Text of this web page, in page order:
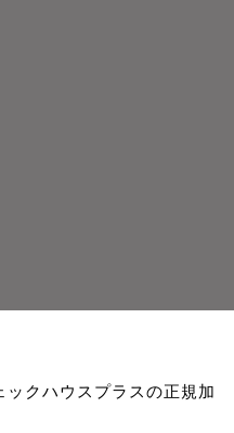
クハウスプラスの正規加